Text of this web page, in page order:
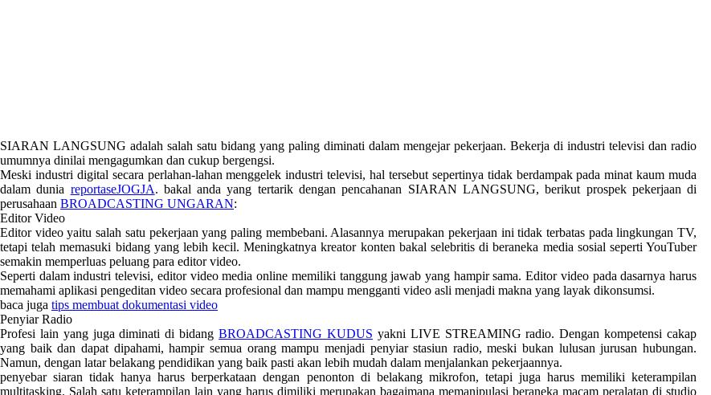
SIARAN LANGSUNG adalah salah satu bidang yang paling diminati dalam mengejar pekerjaan. Bekerja di industri televisi dan radio
umumnya dinilai mengagumkan dan cukup bergengsi.
Meski industri digital secara perlahan-lahan menggelek industri televisi, hal tersebut sepertinya tidak berdampak pada minat kaum muda
dalam dunia reportaseJOGJA. bakal anda yang tertarik dengan pencahanan SIARAN LANGSUNG, berikut prospek pekerjaan di
perusahaan BROADCASTING UNGARAN:
Editor Video
Editor video yaitu salah satu pekerjaan yang paling membebani. Alasannya merupakan pekerjaan ini tidak terbatas pada lingkungan TV,
tetapi telah memasuki bidang yang lebih kecil. Meningkatnya kreator konten bakal selebritis di beraneka media sosial seperti YouTuber
semakin memperluas peluang para editor video.
Seperti dalam industri televisi, editor video media online memiliki tanggung jawab yang hampir sama. Editor video pada dasarnya harus
memahami aplikasi pengeditan video secara profesional dan mampu mengganti video asli menjadi makna yang layak dikonsumsi.
baca juga tips membuat dokumentasi video
Penyiar Radio
Profesi lain yang juga diminati di bidangBROADCASTING KUDUS yakni LIVE STREAMING radio. Dengan kompetensi cakap
yang baik dan dapat dipahami, hampir semua orang mampu menjadi penyiar stasiun radio, meski bukan lulusan jurusan hubungan.
Namun, dengan latar belakang pendidikan yang baik pasti akan lebih mudah dalam menjalankan pekerjaannya.
penyebar siaran tidak hanya harus berperkataan dengan penonton di belakang mikrofon, tetapi juga harus memiliki keterampilan
multitasking. Salah satu keterampilan lain yang harus dimiliki merupakan bagaimana memanipulasi beraneka macam peralatan di studio